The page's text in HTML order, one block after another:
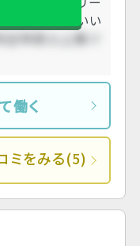
から呑んでいい
証時間以上働け
働く
ミをみる(5)